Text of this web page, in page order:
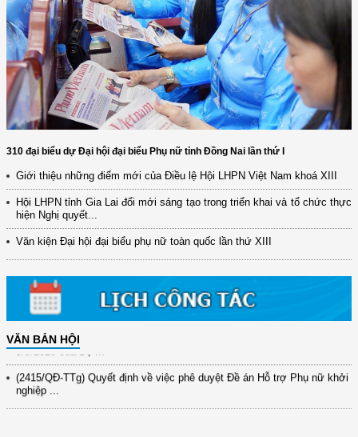
310 đại biểu dự Đại hội đại biểu Phụ nữ tỉnh Đồng Nai lần thứ I
Giới thiệu những điểm mới của Điều lệ Hội LHPN Việt Nam khoá XIII
Hội LHPN tỉnh Gia Lai đổi mới sáng tạo trong triển khai và tổ chức thực
hiện Nghị quyết...
Văn kiện Đại hội đại biểu phụ nữ toàn quốc lần thứ XIII
VĂN BẢN HỘI
(12/TB-HĐKH) V/v đăng ký, đề xuất nhiệm vụ Khoa học, công nghệ và
đổi mới ...
(417/QĐ-BNNMT) Quyết định phê duyệt Chương trình mục tiêu quốc gia
xây dựng ...
(891/KH-ĐCT) Kế hoạch thực hiện Nghị quyết số 72-NQ/TW ngày
9/9/2025 của Bộ ...
(2415/QĐ-TTg) Quyết định về việc phê duyệt Đề án Hỗ trợ Phụ nữ khởi
nghiệp ...